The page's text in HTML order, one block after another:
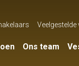
Veelgestelde
Ons team